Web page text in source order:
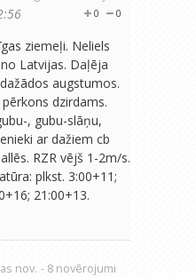
0
0
ziemeļi. Neliels
Latvijas. Daļēja
augstumos.
dzirdams.
, gubu-slāņu,
ar dažiem cb
RZR vējš 1-2m/s.
plkst. 3:00+11;
21:00+13.
nov. - 8 novērojumi